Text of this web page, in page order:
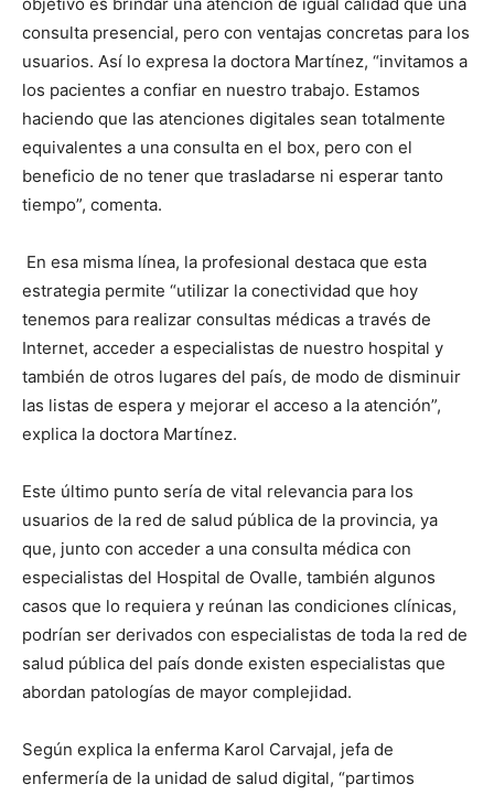
consulta presencial, pero con ventajas concretas para los
usuarios. Así lo expresa la doctora Martínez, “invitamos a
los pacientes a confiar en nuestro trabajo. Estamos
haciendo que las atenciones digitales sean totalmente
equivalentes a una consulta en el box, pero con el
beneficio de no tener que trasladarse ni esperar tanto
tiempo”, comenta.
En esa misma línea, la profesional destaca que esta
estrategia permite “utilizar la conectividad que hoy
tenemos para realizar consultas médicas a través de
Internet, acceder a especialistas de nuestro hospital y
también de otros lugares del país, de modo de disminuir
las listas de espera y mejorar el acceso a la atención”,
explica la doctora Martínez.
Este último punto sería de vital relevancia para los
usuarios de la red de salud pública de la provincia, ya
que, junto con acceder a una consulta médica con
especialistas del Hospital de Ovalle, también algunos
casos que lo requiera y reúnan las condiciones clínicas,
podrían ser derivados con especialistas de toda la red de
salud pública del país donde existen especialistas que
abordan patologías de mayor complejidad.
Según explica la enferma Karol Carvajal, jefa de
enfermería de la unidad de salud digital, “partimos